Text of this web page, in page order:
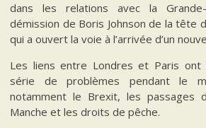
dans les relations avec la
démission de Boris Johnson de la tête
qui a ouvert la voie à l’arrivée d’un
Les liens entre Londres et Paris
série de problèmes pendant le
notamment le Brexit, les passages
Manche et les droits de pêche.